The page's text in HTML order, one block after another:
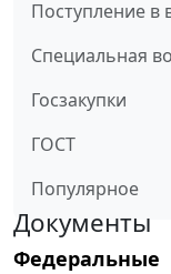
Поступление в
Специальная
Госзакупки
ГОСТ
Популярное
Документы
Федеральные